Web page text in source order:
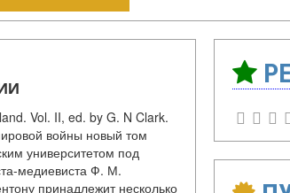
Vol. II, ed. by G. N Clark.
войны новый том
университетом под
медиевиста Ф. М.
принадлежит несколько